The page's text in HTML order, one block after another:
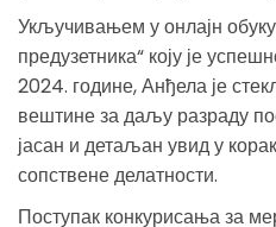
Укључивањем у онлајн
предузетника“ коју је
2024. године, Анђела је
вештине за даљу разраду
јасан и детаљан увид у
сопствене делатности.
Поступак конкурисања за